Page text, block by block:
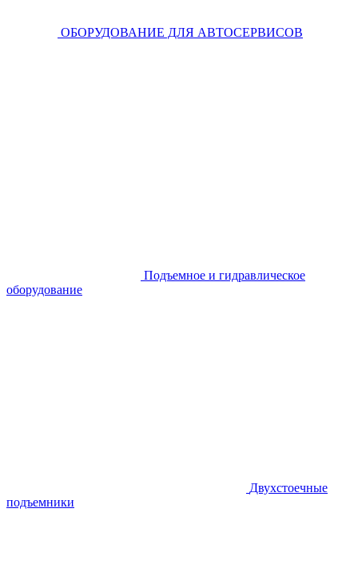
ОБОРУДОВАНИЕ ДЛЯ АВТОСЕРВИСОВ
Подъемное и гидравлическое
оборудование
Двухстоечные
подъемники